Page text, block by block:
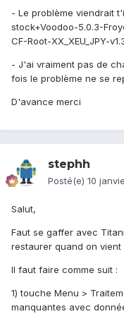
- Le problème viendrait
stock+Voodoo-5.0.3-
CF-Root-XX_XEU_JPY-
- J'ai vraiment pas de
fois le problème ne se
D'avance merci
stephh
Posté(e) 10
Salut,
Faut se gaffer avec
restaurer quand on vient
Il faut faire comme suit :
1) touche Menu >
manquantes avec